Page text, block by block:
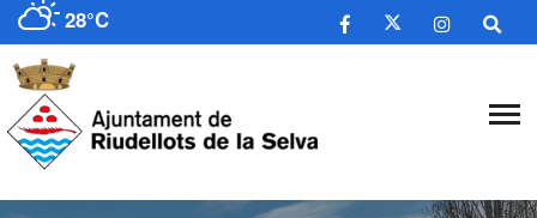
28°C